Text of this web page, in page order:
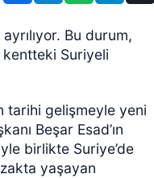
Bu durum,
kentteki Suriyeli
tarihi gelişmeyle yeni
Beşar Esad’ın
birlikte Suriye’de
yaşayan